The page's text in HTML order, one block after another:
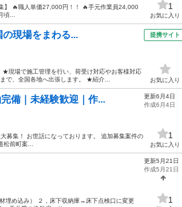
】 🔥職人単価27,000円！！ 🔥手元作業員24,000
...
1
お気に入り
現場をまわる...
現場で施工管理を行い、荷受け対応やお客様対応
で、全国各地へ出張します。 ★紹介...
提携サイト
お気に入り
備｜未経験歓迎｜作...
募集！ お世話になっております。 追加募集案件の
前町案...
更新6月4日
作成6月4日
1
お気に入り
埋め込み） ２，床下収納庫→床下点検口に変更
更新5月21日
作成5月21日
1